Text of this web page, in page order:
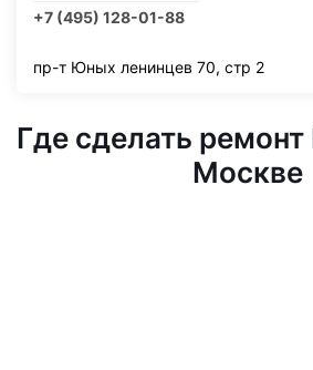
+7 (495) 128-01-88
пр-т Юных ленинцев 70, стр 2
Где сделать
Москве